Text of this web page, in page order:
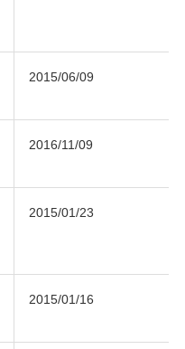
2015/06/09
2016/11/09
2015/01/23
2015/01/16